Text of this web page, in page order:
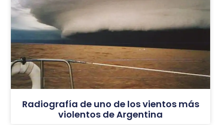
Radiografía de uno de los vientos más
violentos de Argentina